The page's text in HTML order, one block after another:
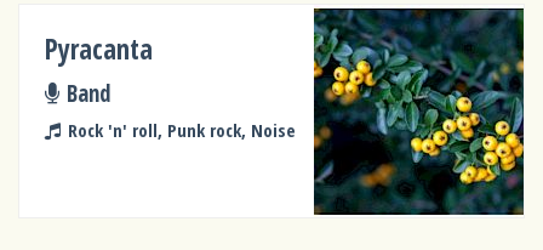
Pyracanta
Band
Rock 'n' roll, Punk rock, Noise